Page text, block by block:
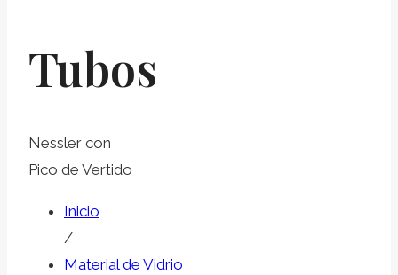
Tubos
Nessler con
Pico de Vertido
Inicio
/
Material de Vidrio